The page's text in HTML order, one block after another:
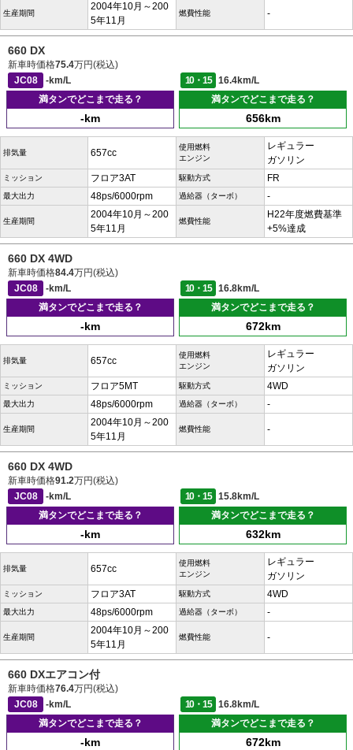
生産期間
2004年10月～200
5年11月
燃費性能 -
660 DX
新車時価格75.4万円(税込)
JC08
-km/L 10・15
16.4km/L
満タンでどこまで走る？
-km
満タンでどこまで走る？
656km
排気量 657cc
使用燃料
エンジン
レギュラー
ガソリン
ミッション フロア3AT 駆動方式 FR
最大出力 48ps/6000rpm 過給器（ターボ） -
生産期間
2004年10月～200
5年11月
燃費性能
H22年度燃費基準
+5%達成
660 DX 4WD
新車時価格84.4万円(税込)
JC08
-km/L 10・15
16.8km/L
満タンでどこまで走る？
-km
満タンでどこまで走る？
672km
排気量 657cc
使用燃料
エンジン
レギュラー
ガソリン
ミッション フロア5MT 駆動方式 4WD
最大出力 48ps/6000rpm 過給器（ターボ） -
生産期間
2004年10月～200
5年11月
燃費性能 -
660 DX 4WD
新車時価格91.2万円(税込)
JC08
-km/L 10・15
15.8km/L
満タンでどこまで走る？
-km
満タンでどこまで走る？
632km
排気量 657cc
使用燃料
エンジン
レギュラー
ガソリン
ミッション フロア3AT 駆動方式 4WD
最大出力 48ps/6000rpm 過給器（ターボ） -
生産期間
2004年10月～200
5年11月
燃費性能 -
660 DXエアコン付
新車時価格76.4万円(税込)
JC08
-km/L 10・15
16.8km/L
満タンでどこまで走る？
-km
満タンでどこまで走る？
672km